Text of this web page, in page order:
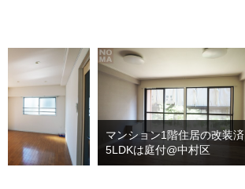
マンション1階住居の改装済
5LDKは庭付@中村区